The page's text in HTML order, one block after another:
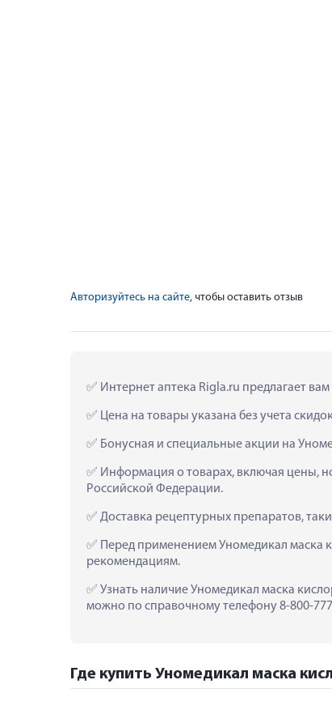
Авторизуйтесь на сайте, чтобы оставить отзыв
Интернет аптека Rigla.ru предлагает
Цена на товары указана без учета
Бонусная и специальные акции на
Информация о товарах, включая цены,
Российской Федерации.
Доставка рецептурных препаратов,
Перед применением Уномедикал маска
рекомендациям.
Узнать наличие Уномедикал маска
можно по справочному телефону 8-800-
Где купить Уномедикал маска